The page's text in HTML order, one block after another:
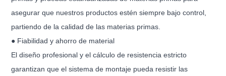
asegurar que nuestros productos estén siempre bajo control,
partiendo de la calidad de las materias primas.
● Fiabilidad y ahorro de material
El diseño profesional y el cálculo de resistencia estricto
garantizan que el sistema de montaje pueda resistir las